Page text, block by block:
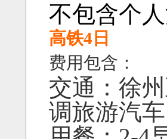
不包含个
高铁4日
费用包含：
交通：徐
调旅游汽车